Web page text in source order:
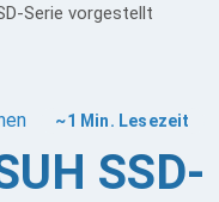
Serie vorgestellt
~1 Min. Lesezeit
SSD-